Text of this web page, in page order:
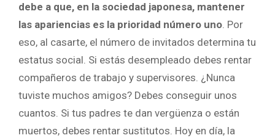
debe a que, en la sociedad japonesa, mantener
las apariencias es la prioridad número uno. Por
eso, al casarte, el número de invitados determina tu
estatus social. Si estás desempleado debes rentar
compañeros de trabajo y supervisores. ¿Nunca
tuviste muchos amigos? Debes conseguir unos
cuantos. Si tus padres te dan vergüenza o están
muertos, debes rentar sustitutos. Hoy en día, la